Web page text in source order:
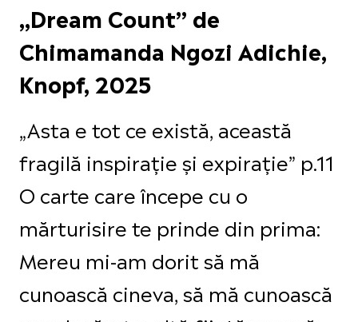
„Dream Count” de
Chimamanda Ngozi Adichie,
Knopf, 2025
„Asta e tot ce există, această
fragilă inspirație și expirație” p.11
O carte care începe cu o
mărturisire te prinde din prima:
Mereu mi-am dorit să mă
cunoască cineva, să mă cunoască